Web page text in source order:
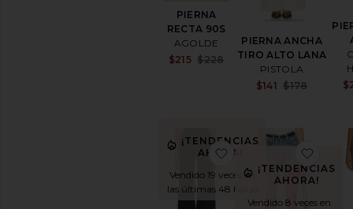
PIERNA
RECTA 90S
AGOLDE
Sale price:
$215
Previous price:
$228
PIERNA ANCHA
TIRO ALTO LANA
PISTOLA
$141 $178
¡TENDENCIAS
AHORA!
Vendido 19 veces en
las últimas 48 horas
favoritoPIERNA
¡TENDENCIAS
AHORA!
Vendido 8 veces en